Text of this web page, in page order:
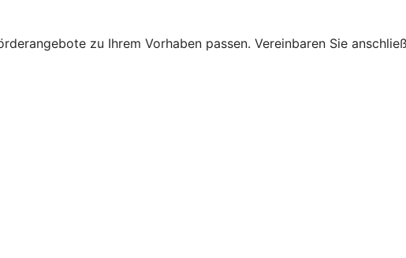
zu Ihrem Vorhaben passen. Vereinbaren Sie